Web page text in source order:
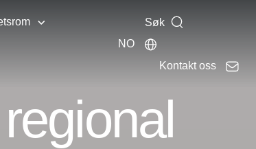
Søk
NO
Kontakt oss